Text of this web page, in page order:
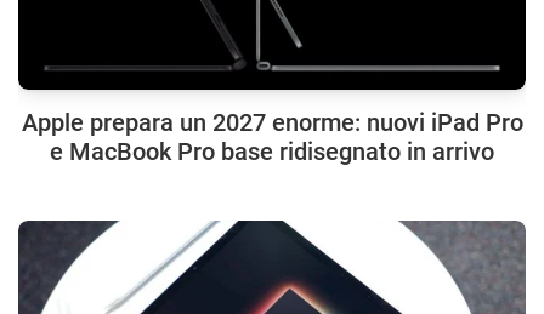
Apple prepara un 2027 enorme: nuovi iPad Pro
e MacBook Pro base ridisegnato in arrivo